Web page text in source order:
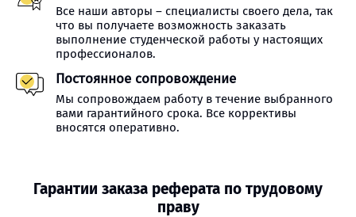
Все наши авторы – специалисты своего дела, так
что вы получаете возможность заказать
выполнение студенческой работы у настоящих
профессионалов.
Постоянное сопровождение
Мы сопровождаем работу в течение выбранного
вами гарантийного срока. Все коррективы
вносятся оперативно.
Гарантии заказа реферата по трудовому
праву